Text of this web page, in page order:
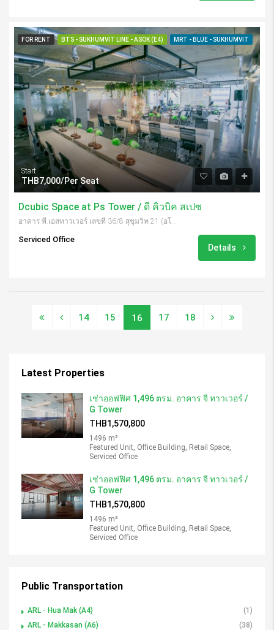
FOR RENT BTS - SUKHUMVIT LINE - ASOK (E4) MRT - BLUE - SUKHUMVIT
Start
THB7,000/Per Seat
Dcubic Space at Ps Tower / ดี คิวบิค สเปซ
Serviced Office
Details
14 15 16 17 18
Latest Properties
เช่าออฟฟิศ 1,496 ตรม. อาคาร จี ทาวเวอร์ /
G Tower
THB1,570,800
1496 m²
Featured Unit, Office Building, Retail Space,
Serviced Office
เช่าออฟฟิศ 1,496 ตรม. อาคาร จี ทาวเวอร์ /
G Tower
THB1,570,800
1496 m²
Featured Unit, Office Building, Retail Space,
Serviced Office
Public Transportation
ARL - Hua Mak (A4)
(1)
ARL - Makkasan (A6)
(38)